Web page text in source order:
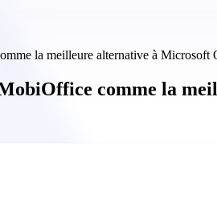
la meilleure alternative à Microsoft
comme la